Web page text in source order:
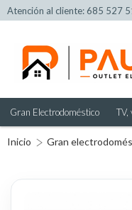
Atención al cliente: 685 527
Gran Electrodoméstico TV,
Inicio Gran